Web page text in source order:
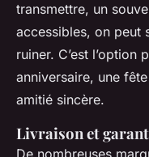
transmettre, un
accessibles, on peut
ruiner. C’est
anniversaire, une
amitié sincère.
Livraison et